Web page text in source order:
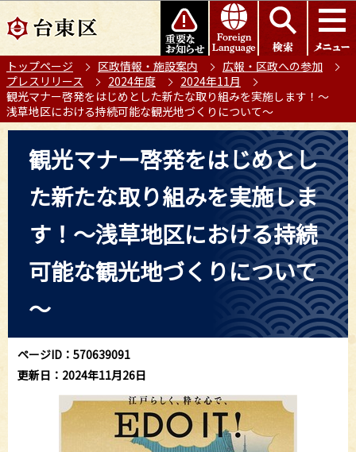
の
ー
ジ
の
先
このページの本文へ移動
トップページ 区政情報・施設案内
広報・区政への参加
プレスリリース
2024年度
2024年11月
観光マナー啓発をはじめとした新たな取り組みを実施します！～
浅草地区における持続可能な観光地づくりについて～
観光マナー啓発をはじめとし
た新たな取り組みを実施しま
す！～浅草地区における持続
可能な観光地づくりについて
～
ページID：570639091
更新日：2024年11月26日